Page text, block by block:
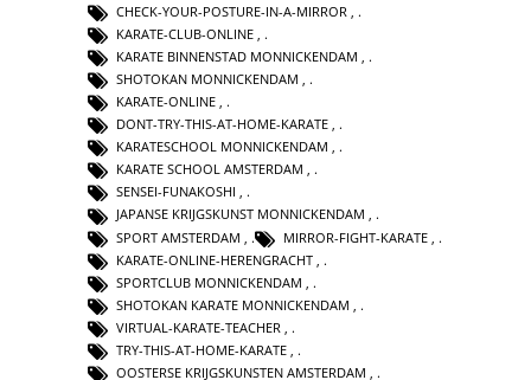
CHECK-YOUR-POSTURE-IN-A-MIRROR
KARATE-CLUB-ONLINE
KARATE BINNENSTAD MONNICKENDAM ,
SHOTOKAN MONNICKENDAM ,
KARATE-ONLINE ,
DONT-TRY-THIS-AT-HOME-KARATE ,
KARATESCHOOL MONNICKENDAM ,
KARATE SCHOOL AMSTERDAM ,
SENSEI-FUNAKOSHI ,
JAPANSE KRIJGSKUNST MONNICKENDAM ,
SPORT AMSTERDAM
MIRROR-FIGHT-KARATE
KARATE-ONLINE-HERENGRACHT
SPORTCLUB MONNICKENDAM
SHOTOKAN KARATE MONNICKENDAM
VIRTUAL-KARATE-TEACHER
TRY-THIS-AT-HOME-KARATE
OOSTERSE KRIJGSKUNSTEN AMSTERDAM